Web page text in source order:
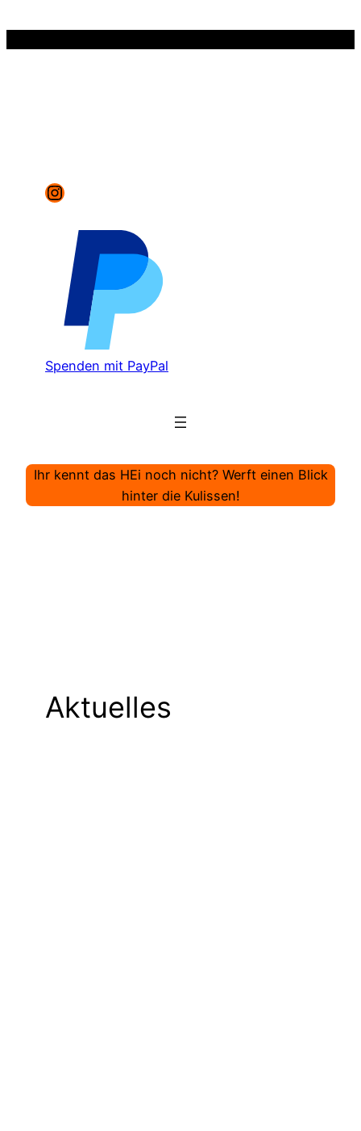
Instagram
Spenden mit PayPal
Ihr kennt das HEi noch nicht? Werft einen Blick
hinter die Kulissen!
Aktuelles